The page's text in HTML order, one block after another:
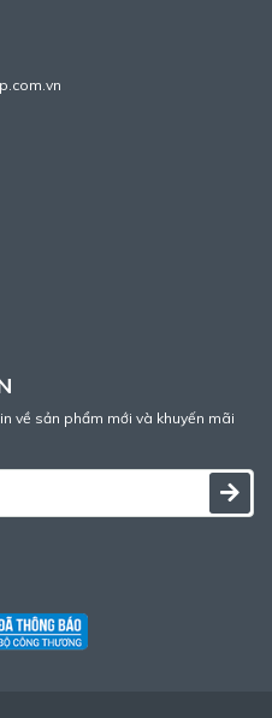
về sản phẩm mới và khuyến mãi